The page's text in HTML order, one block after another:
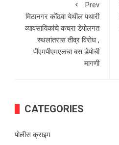
Prev
मिठानगर कोंढवा येथील पथारी
व्यावसायिकांचे कचरा डेपोलगत
स्थलांतरास तीव्र विरोध ,
पीएमपीएमएलचा बस डेपोची
मागणी
CATEGORIES
पोलीस क्राइम